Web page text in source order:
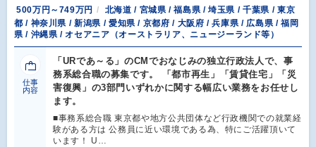
500万円～749万円
北海道 / 宮城県 / 福島県 / 埼玉県 / 千葉県 / 東京
都 / 神奈川県 / 新潟県 / 愛知県 / 京都府 / 大阪府 / 兵庫県 / 広島県 / 福岡
県 / 沖縄県 / オセアニア（オーストラリア、ニュージーランド等）
仕事
内容
「URであ～る」のCMでおなじみの独立行政法人で、事
務系総合職の募集です。 「都市再生」「賃貸住宅」「災
害復興」の3部門いずれかに関する幅広い業務をお任せし
ます。
■事務系総合職 東京都や地方公共団体など行政機関での就業経
験がある方は 公務員に近い環境である為、特にご活躍頂いて
います！ U…